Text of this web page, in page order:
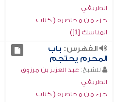
الطريفي
جزء من محاضرة ( كتاب
المناسك [1])
الفهرس: باب
المحرم يحتجم
للشيخ: عبد العزيز بن مرزوق
الطريفي
جزء من محاضرة ( كتاب